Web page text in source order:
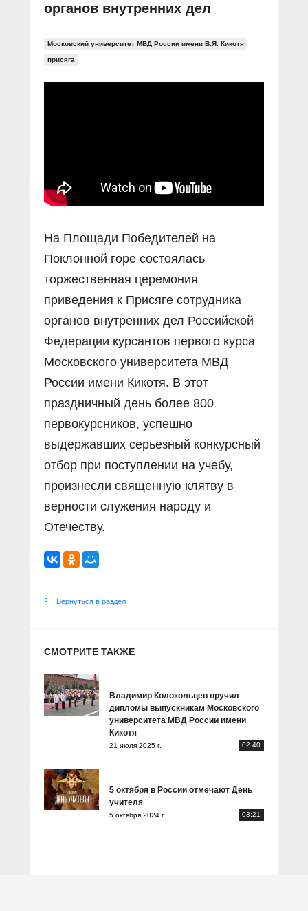
органов внутренних дел
Московский университет МВД России имени В.Я. Кикотя
присяга
На Площади Победителей на
Поклонной горе состоялась
торжественная церемония
приведения к Присяге сотрудника
органов внутренних дел Российской
Федерации курсантов первого курса
Московского университета МВД
России имени Кикотя. В этот
праздничный день более 800
первокурсников, успешно
выдержавших серьезный конкурсный
отбор при поступлении на учебу,
произнесли священную клятву в
верности служения народу и
Отечеству.
Вернуться в раздел
СМОТРИТЕ ТАКЖЕ
Владимир Колокольцев вручил
дипломы выпускникам Московского
университета МВД России имени
Кикотя
21 июля 2025 г. 02:40
5 октября в России отмечают День
учителя
5 октября 2024 г. 03:21